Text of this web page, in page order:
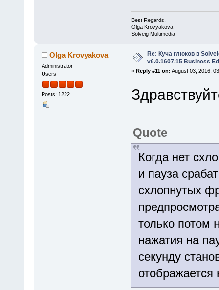
Best Regards,
Olga Krovyakova
Solveig Multimedia
Olga Krovyakova
Administrator
Users
Posts: 1222
Re: Куча глюков в
v6.0.1607.15 Business
« Reply #11 on: August 03, 2016,
Quote
Когда нет
и пауза
схлопнутых
только потом
нажатия на
секунду
отображается